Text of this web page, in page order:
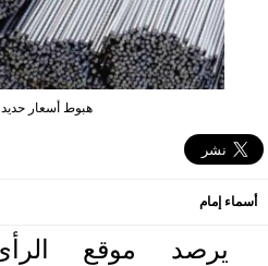
هبوط أسعار حديد
أسماء إمام
يرصد موقع